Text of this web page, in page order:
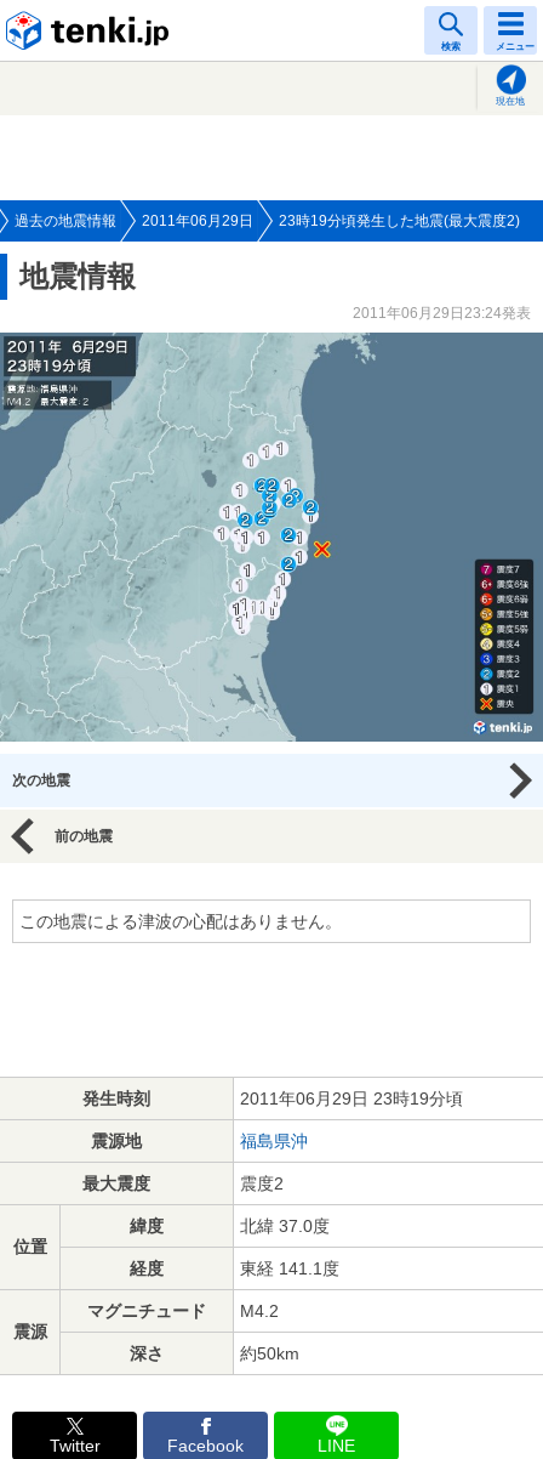
検索 メニュー
現在地
過去の地震情報 2011年06月29日 23時19分頃発生した地震(最大震度2)
地震情報
2011年06月29日23:24発表
次の地震
前の地震
この地震による津波の心配はありません。
発生時刻 2011年06月29日 23時19分頃
震源地 福島県沖
最大震度 震度2
位置
緯度 北緯 37.0度
経度 東経 141.1度
震源
マグニチュード M4.2
深さ 約50km
Twitter Facebook LINE